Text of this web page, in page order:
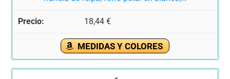
18,44 €
MEDIDAS Y COLORES